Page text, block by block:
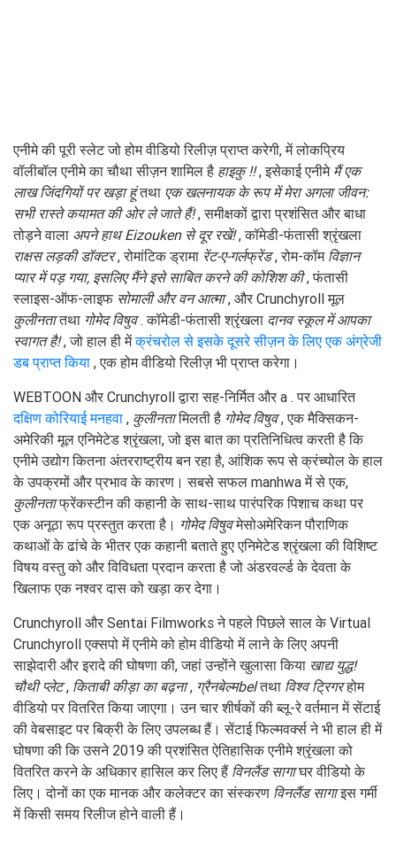
एनीमे की पूरी स्लेट जो होम वीडियो रिलीज़ प्राप्त करेगी, में लोकप्रिय
वॉलीबॉल एनीमे का चौथा सीज़न शामिल है हाइकु !!, इसेकाई एनीमे मैं एक
लाख जिंदगियों पर खड़ा हूंतथा एक खलनायक के रूप में मेरा अगला जीवन:
सभी रास्ते कयामत की ओर ले जाते हैं!, समीक्षकों द्वारा प्रशंसित और बाधा
तोड़ने वाला अपने हाथ Eizouken से दूर रखें!, कॉमेडी-फंतासी श्रृंखला
राक्षस लड़की डॉक्टर, रोमांटिक ड्रामा रेंट-ए-गर्लफ्रेंड, रोम-कॉम विज्ञान
प्यार में पड़ गया, इसलिए मैंने इसे साबित करने की कोशिश की, फंतासी
स्लाइस-ऑफ-लाइफ सोमाली और वन आत्मा, और Crunchyroll मूल
कुलीनतातथा गोमेद विषुव. कॉमेडी-फंतासी श्रृंखला दानव स्कूल में आपका
स्वागत है!, जो हाल ही मेंक्रंचरोल से इसके दूसरे सीज़न के लिए एक अंग्रेजी
डब प्राप्त किया , एक होम वीडियो रिलीज़ भी प्राप्त करेगा।
WEBTOON और Crunchyroll द्वारा सह-निर्मित और a . पर आधारित
दक्षिण कोरियाई मनहवा , कुलीनतामिलती है गोमेद विषुव, एक मैक्सिकन-
अमेरिकी मूल एनिमेटेड श्रृंखला, जो इस बात का प्रतिनिधित्व करती है कि
एनीमे उद्योग कितना अंतरराष्ट्रीय बन रहा है, आंशिक रूप से क्रंच्योल के हाल
के उपक्रमों और प्रभाव के कारण। सबसे सफल manhwa में से एक,
कुलीनताफ्रेंकस्टीन की कहानी के साथ-साथ पारंपरिक पिशाच कथा पर
एक अनूठा रूप प्रस्तुत करता है। गोमेद विषुवमेसोअमेरिकन पौराणिक
कथाओं के ढांचे के भीतर एक कहानी बताते हुए एनिमेटेड श्रृंखला की विशिष्ट
विषय वस्तु को और विविधता प्रदान करता है जो अंडरवर्ल्ड के देवता के
खिलाफ एक नश्वर दास को खड़ा कर देगा।
Crunchyroll और Sentai Filmworks ने पहले पिछले साल के Virtual
Crunchyroll एक्सपो में एनीमे को होम वीडियो में लाने के लिए अपनी
साझेदारी और इरादे की घोषणा की, जहां उन्होंने खुलासा किया खाद्य युद्ध!
चौथी प्लेट, किताबी कीड़ा का बढ़ना, ग्रैनबेल्मbelतथा विश्व ट्रिगरहोम
वीडियो पर वितरित किया जाएगा। उन चार शीर्षकों की ब्लू-रे वर्तमान में सेंटाई
की वेबसाइट पर बिक्री के लिए उपलब्ध हैं। सेंटाई फिल्मवर्क्स ने भी हाल ही में
घोषणा की कि उसने 2019 की प्रशंसित ऐतिहासिक एनीमे श्रृंखला को
वितरित करने के अधिकार हासिल कर लिए हैं विनलैंड सागाघर वीडियो के
लिए। दोनों का एक मानक और कलेक्टर का संस्करण विनलैंड सागाइस गर्मी
में किसी समय रिलीज होने वाली हैं।